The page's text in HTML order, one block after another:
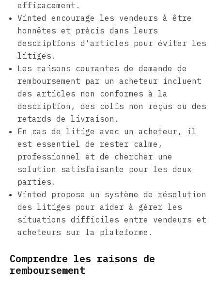
efficacement.
Vinted encourage les vendeurs à être
honnêtes et précis dans leurs
descriptions d’articles pour éviter les
litiges.
Les raisons courantes de demande de
remboursement par un acheteur incluent
des articles non conformes à la
description, des colis non reçus ou des
retards de livraison.
En cas de litige avec un acheteur, il
est essentiel de rester calme,
professionnel et de chercher une
solution satisfaisante pour les deux
parties.
Vinted propose un système de résolution
des litiges pour aider à gérer les
situations difficiles entre vendeurs et
acheteurs sur la plateforme.
Comprendre les raisons de
remboursement